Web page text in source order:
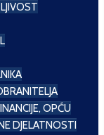
OPĆU
DJELATNOSTI